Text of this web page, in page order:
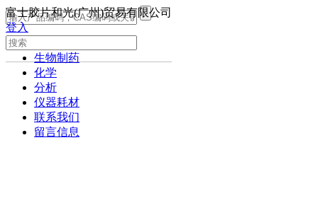
富士胶片和光(广州)贸易有限公司
登入
生物制药
化学
分析
仪器耗材
联系我们
留言信息